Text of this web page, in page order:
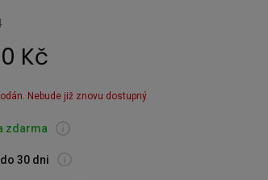
Kč
Nebude již znovu dostupný
zdarma
do 30 dni